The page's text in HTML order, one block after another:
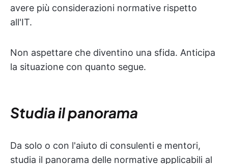
avere più considerazioni normative rispetto
all'IT.
Non aspettare che diventino una sfida. Anticipa
la situazione con quanto segue.
Studia il panorama
Da solo o con l'aiuto di consulenti e mentori,
studia il panorama delle normative applicabili al